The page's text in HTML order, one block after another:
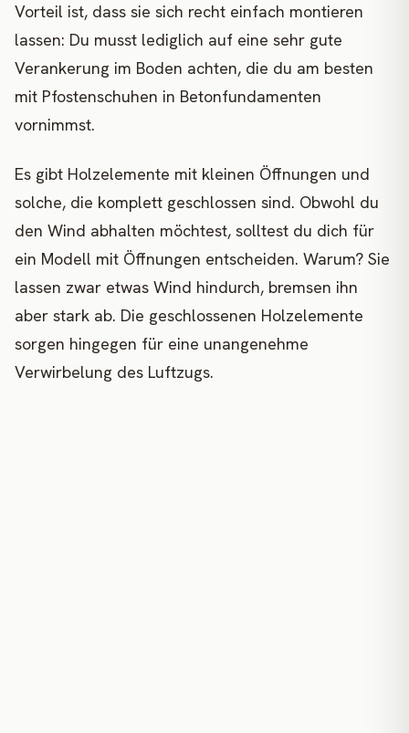
Vorteil ist, dass sie sich recht einfach montieren
lassen: Du musst lediglich auf eine sehr gute
Verankerung im Boden achten, die du am besten
mit Pfostenschuhen in Betonfundamenten
vornimmst.
Es gibt Holzelemente mit kleinen Öffnungen und
solche, die komplett geschlossen sind. Obwohl du
den Wind abhalten möchtest, solltest du dich für
ein Modell mit Öffnungen entscheiden. Warum? Sie
lassen zwar etwas Wind hindurch, bremsen ihn
aber stark ab. Die geschlossenen Holzelemente
sorgen hingegen für eine unangenehme
Verwirbelung des Luftzugs.